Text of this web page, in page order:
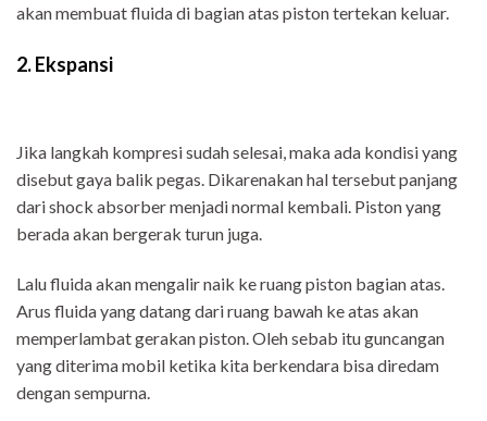
akan membuat fluida di bagian atas piston tertekan keluar.
2. Ekspansi
Jika langkah kompresi sudah selesai, maka ada kondisi yang
disebut gaya balik pegas. Dikarenakan hal tersebut panjang
dari shock absorber menjadi normal kembali. Piston yang
berada akan bergerak turun juga.
Lalu fluida akan mengalir naik ke ruang piston bagian atas.
Arus fluida yang datang dari ruang bawah ke atas akan
memperlambat gerakan piston. Oleh sebab itu guncangan
yang diterima mobil ketika kita berkendara bisa diredam
dengan sempurna.